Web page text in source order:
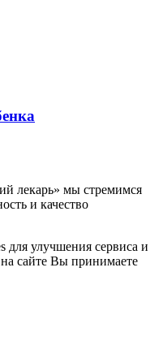
лекарь» мы стремимся
и качество
для улучшения сервиса и
на сайте Вы принимаете